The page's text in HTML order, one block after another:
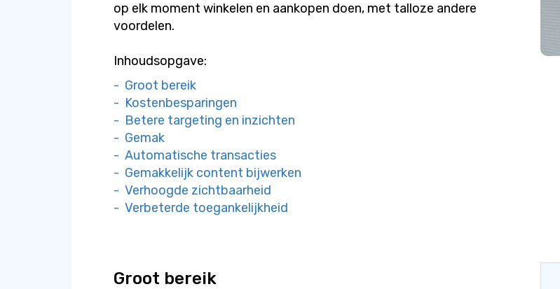
op elk moment winkelen en aankopen doen, met talloze andere
voordelen.
Inhoudsopgave:
- Groot bereik
- Kostenbesparingen
- Betere targeting en inzichten
- Gemak
- Automatische transacties
- Gemakkelijk content bijwerken
- Verhoogde zichtbaarheid
- Verbeterde toegankelijkheid
Groot bereik